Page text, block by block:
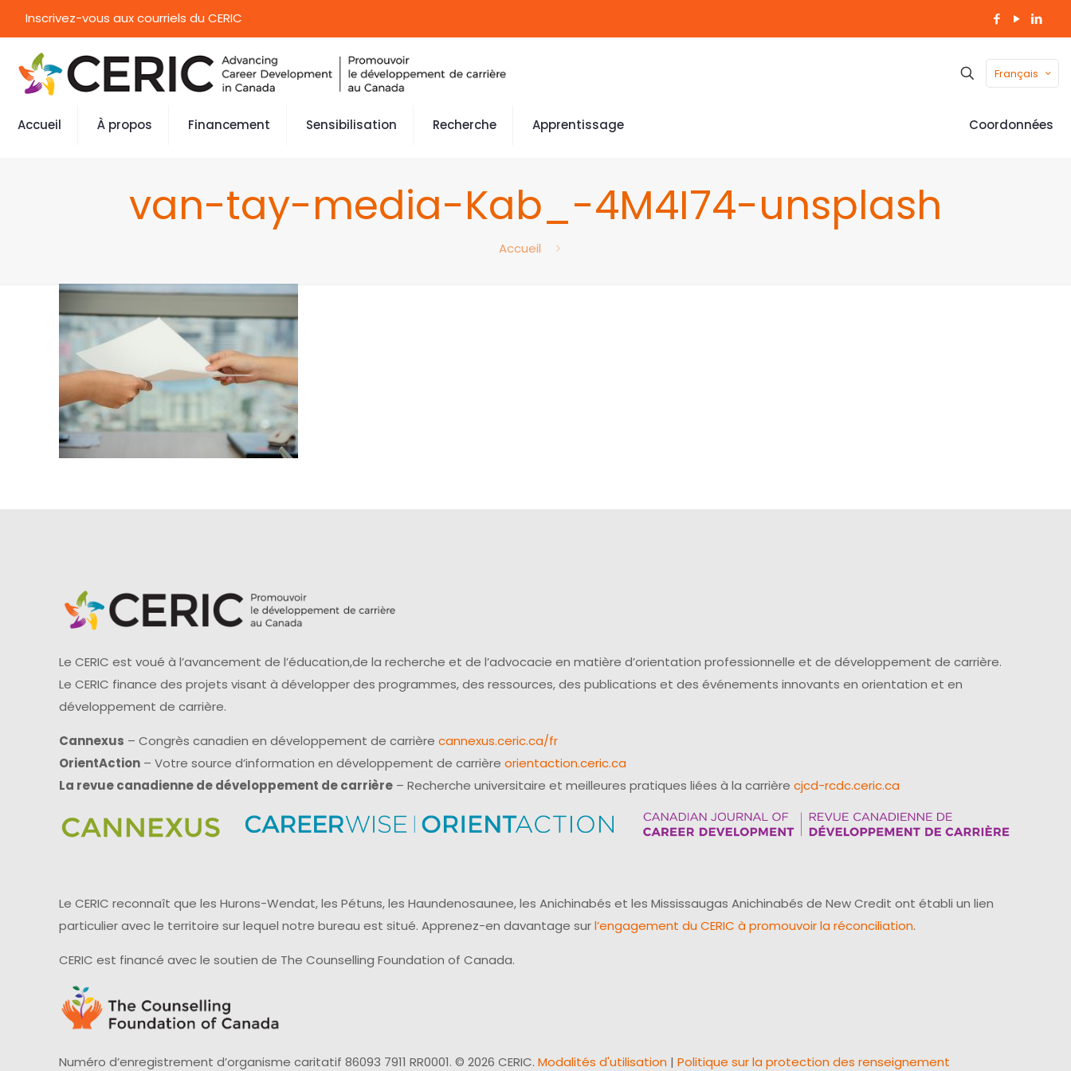
Inscrivez-vous aux courriels du CERIC
Français
Accueil À propos Financement Sensibilisation Recherche Apprentissage Coordonnées
van-tay-media-Kab_-4M4I74-unsplash
Accueil
Le CERIC est voué à l’avancement de l’éducation,de la recherche et de l’advocacie en matière d’orientation professionnelle et de développement de carrière.
Le CERIC finance des projets visant à développer des programmes, des ressources, des publications et des événements innovants en orientation et en
développement de carrière.
Cannexus – Congrès canadien en développement de carrière cannexus.ceric.ca/fr
OrientAction – Votre source d’information en développement de carrière orientaction.ceric.ca
La revue canadienne de développement de carrière – Recherche universitaire et meilleures pratiques liées à la carrière cjcd-rcdc.ceric.ca
Le CERIC reconnaît que les Hurons-Wendat, les Pétuns, les Haundenosaunee, les Anichinabés et les Mississaugas Anichinabés de New Credit ont établi un lien
particulier avec le territoire sur lequel notre bureau est situé. Apprenez-en davantage surl’engagement du CERIC à promouvoir la réconciliation.
CERIC est financé avec le soutien de The Counselling Foundation of Canada.
Numéro d’enregistrement d’organisme caritatif 86093 7911 RR0001. © 2026 CERIC. Modalités d'utilisation | Politique sur la protection des renseignement